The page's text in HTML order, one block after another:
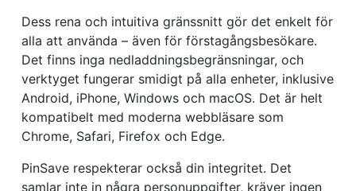
Dess rena och intuitiva gränssnitt gör det enkelt för
alla att använda – även för förstagångsbesökare.
Det finns inga nedladdningsbegränsningar, och
verktyget fungerar smidigt på alla enheter, inklusive
Android, iPhone, Windows och macOS. Det är helt
kompatibelt med moderna webbläsare som
Chrome, Safari, Firefox och Edge.
PinSave respekterar också din integritet. Det
samlar inte in några personuppgifter, kräver ingen